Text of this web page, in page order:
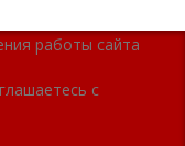
работы сайта
с